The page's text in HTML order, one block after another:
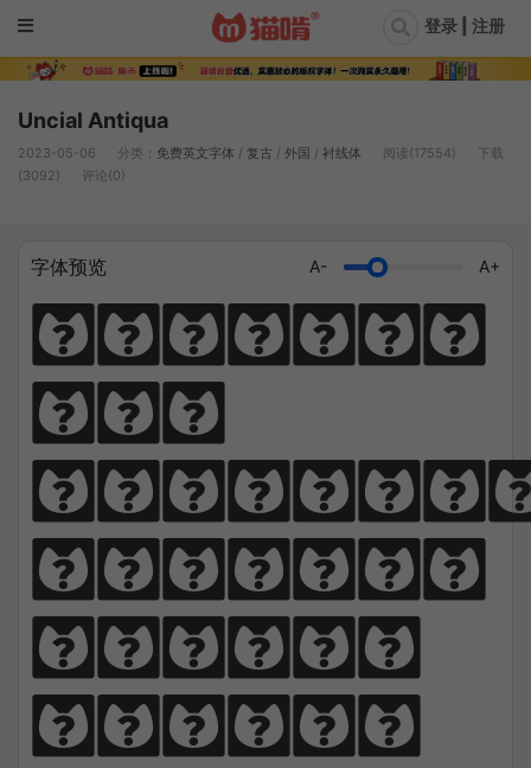
登录 | 注册
Uncial Antiqua
2023-05-06 分类： 免费英文字体 / 复古 / 外国 / 衬线体 阅读(17554)
下载
(3092)
评论(0)
字体预览 A- A+
Diligen
ce
climbs;
perseve
rance
sails.